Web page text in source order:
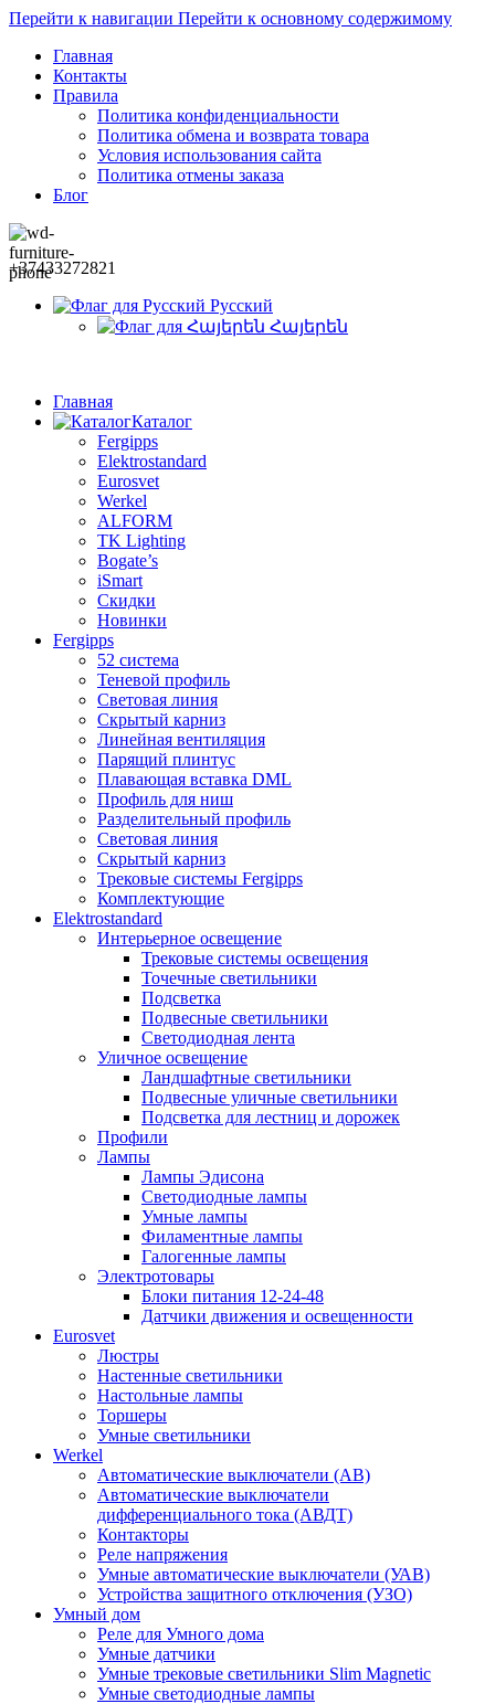
Перейти к навигации Перейти к основному содержимому
Главная
Контакты
Правила
Политика конфиденциальности
Политика обмена и возврата товара
Условия использования сайта
Политика отмены заказа
Блог
+37433272821
Русский
Հայերեն
Главная
Каталог
Fergipps
Elektrostandard
Eurosvet
Werkel
ALFORM
TK Lighting
Bogate’s
iSmart
Скидки
Новинки
Fergipps
52 система
Теневой профиль
Световая линия
Скрытый карниз
Линейная вентиляция
Парящий плинтус
Плавающая вставка DML
Профиль для ниш
Разделительный профиль
Световая линия
Скрытый карниз
Трековые системы Fergipps
Комплектующие
Elektrostandard
Интерьерное освещение
Трековые системы освещения
Точечные светильники
Подсветка
Подвесные светильники
Светодиодная лента
Уличное освещение
Ландшафтные светильники
Подвесные уличные светильники
Подсветка для лестниц и дорожек
Профили
Лампы
Лампы Эдисона
Светодиодные лампы
Умные лампы
Филаментные лампы
Галогенные лампы
Электротовары
Блоки питания 12-24-48
Датчики движения и освещенности
Eurosvet
Люстры
Настенные светильники
Настольные лампы
Торшеры
Умные светильники
Werkel
Автоматические выключатели (АВ)
Автоматические выключатели
дифференциального тока (АВДТ)
Контакторы
Реле напряжения
Умные автоматические выключатели (УАВ)
Устройства защитного отключения (УЗО)
Умный дом
Реле для Умного дома
Умные датчики
Умные трековые светильники Slim Magnetic
Умные светодиодные лампы